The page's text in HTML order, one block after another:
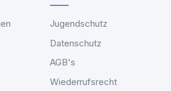
Jugendschutz
Datenschutz
AGB's
Wiederrufsrecht